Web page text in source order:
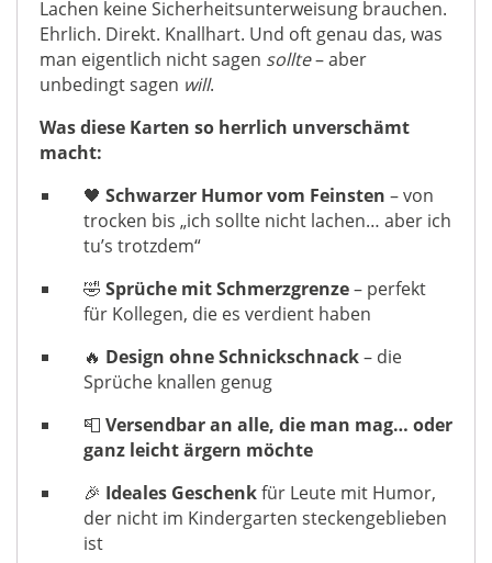
Lachen keine Sicherheitsunterweisung brauchen.
Ehrlich. Direkt. Knallhart. Und oft genau das, was
man eigentlich nicht sagen sollte– aber
unbedingt sagen will.
Was diese Karten so herrlich unverschämt
macht:
🖤 Schwarzer Humor vom Feinsten – von
trocken bis „ich sollte nicht lachen… aber ich
tu’s trotzdem“
🤣 Sprüche mit Schmerzgrenze– perfekt
für Kollegen, die es verdient haben
🔥 Design ohne Schnickschnack– die
Sprüche knallen genug
📮 Versendbar an alle, die man mag… oder
ganz leicht ärgern möchte
🎉 Ideales Geschenkfür Leute mit Humor,
der nicht im Kindergarten steckengeblieben
ist